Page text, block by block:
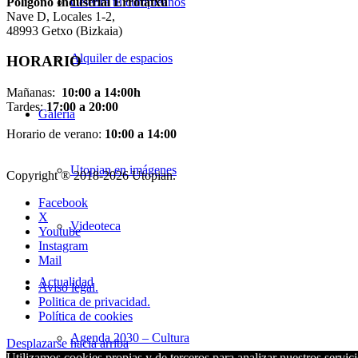
Alquiler de espacios
Galería
Utopian en imágenes
Videoteca
Actualidad
Agenda 2030 – Cultura
Nave D, Locales 1-2,
48993 Getxo (Bizkaia)
HORARIO
Mañanas: 10:00 a 14:00h
Tardes:17:00 a 20:00
Horario de verano: 10:00 a 14:00
Copyright ® 2018-2026 Utopian.
Facebook
X
Youtube
Instagram
Mail
Aviso legal.
Politica de privacidad.
Política de cookies
Desplazarse hacia arriba